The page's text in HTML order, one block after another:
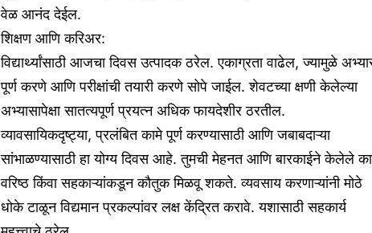
वेळ आनंद देईल.
शिक्षण आणि करिअर:
विद्यार्थ्यांसाठी आजचा दिवस उत्पादक ठरेल. एकाग्रता वाढेल, ज्यामुळे
पूर्ण करणे आणि परीक्षांची तयारी करणे सोपे जाईल. शेवटच्या क्षणी केलेल्या
अभ्यासापेक्षा सातत्यपूर्ण प्रयत्न अधिक फायदेशीर ठरतील.
व्यावसायिकदृष्ट्या, प्रलंबित कामे पूर्ण करण्यासाठी आणि जबाबदाऱ्या
सांभाळण्यासाठी हा योग्य दिवस आहे. तुमची मेहनत आणि बारकाईने केलेले
वरिष्ठ किंवा सहकाऱ्यांकडून कौतुक मिळवू शकते. व्यवसाय करणाऱ्यांनी मोठे
धोके टाळून विद्यमान प्रकल्पांवर लक्ष केंद्रित करावे. यशासाठी सहकार्य